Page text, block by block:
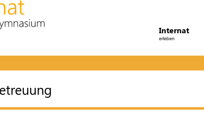
Internat
erleben